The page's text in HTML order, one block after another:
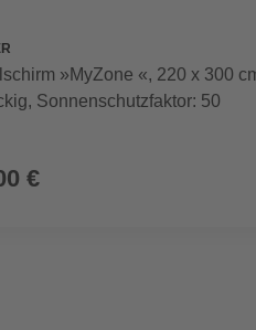
»MyZone «, 220 x 300
Sonnenschutzfaktor: 50
€